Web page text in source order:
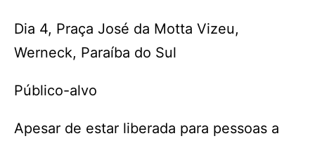
Dia 4, Praça José da Motta Vizeu,
Werneck, Paraíba do Sul
Público-alvo
Apesar de estar liberada para pessoas a